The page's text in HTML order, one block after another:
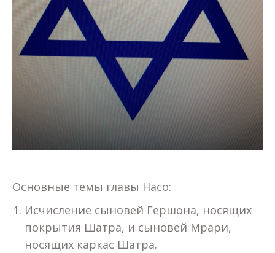
Основные темы главы Насо:
Исчисление сыновей Гершона, носящих
покрытия Шатра, и сыновей Мрари,
носящих каркас Шатра.